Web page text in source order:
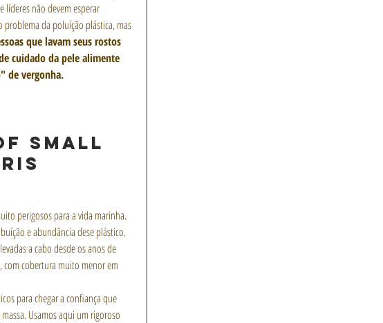
líderes não devem esperar
problema da poluíção plástica, mas
que lavam seus rostos
cuidado da pele alimente
de vergonha.
small
perigosos para a vida marinha.
e abundância dese plástico.
a cabo desde os anos de
com cobertura muito menor em
para chegar a confiança que
Usamos aqui um rigoroso